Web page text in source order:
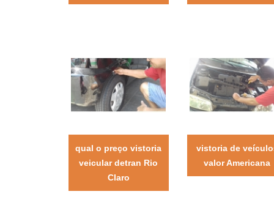
qual o preço vistoria
veicular detran Rio
Claro
vistoria de
valor Americana